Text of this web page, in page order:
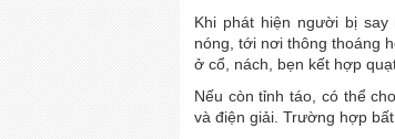
Khi phát hiện người bị
nóng, tới nơi thông thoáng
ở cổ, nách, bẹn kết hợp
Nếu còn tỉnh táo, có thể
và điện giải. Trường hợp